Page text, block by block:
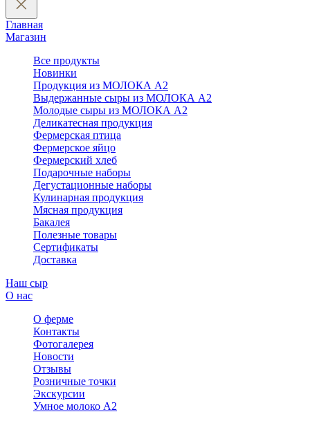
Главная
Магазин
Все продукты
Новинки
Продукция из МОЛОКА А2
Выдержанные сыры из МОЛОКА А2
Молодые сыры из МОЛОКА А2
Деликатесная продукция
Фермерская птица
Фермерское яйцо
Фермерский хлеб
Подарочные наборы
Дегустационные наборы
Кулинарная продукция
Мясная продукция
Бакалея
Полезные товары
Сертификаты
Доставка
Наш сыр
О нас
О ферме
Контакты
Фотогалерея
Новости
Отзывы
Розничные точки
Экскурсии
Умное молоко А2